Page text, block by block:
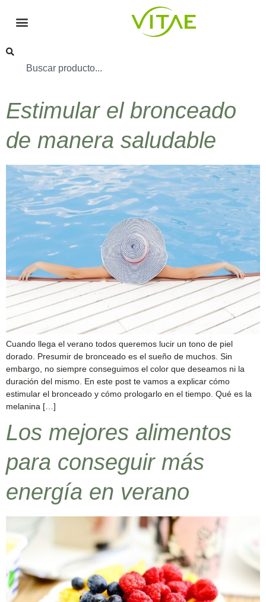
Estimular el bronceado
de manera saludable
Cuando llega el verano todos queremos lucir un tono de piel
dorado. Presumir de bronceado es el sueño de muchos. Sin
embargo, no siempre conseguimos el color que deseamos ni la
duración del mismo. En este post te vamos a explicar cómo
estimular el bronceado y cómo prologarlo en el tiempo. Qué es la
melanina […]
Los mejores alimentos
para conseguir más
energía en verano